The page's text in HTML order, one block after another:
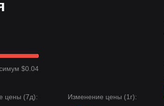
позицию постепенно.
. Отсутствие немедленных катализаторов
$0.04
цены (7д):
Изменение цены (1г):